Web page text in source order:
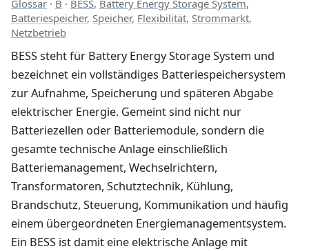
Glossar · B · BESS, Battery Energy Storage System,
Batteriespeicher, Speicher, Flexibilität, Strommarkt,
Netzbetrieb
BESS steht für Battery Energy Storage System und
bezeichnet ein vollständiges Batteriespeichersystem
zur Aufnahme, Speicherung und späteren Abgabe
elektrischer Energie. Gemeint sind nicht nur
Batteriezellen oder Batteriemodule, sondern die
gesamte technische Anlage einschließlich
Batteriemanagement, Wechselrichtern,
Transformatoren, Schutztechnik, Kühlung,
Brandschutz, Steuerung, Kommunikation und häufig
einem übergeordneten Energiemanagementsystem.
Ein BESS ist damit eine elektrische Anlage mit